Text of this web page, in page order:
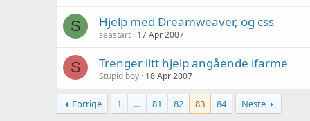
S Hjelp med Dreamweaver, og css
seastart 17 Apr 2007
S Trenger litt hjelp angående ifarme
Stupid boy 18 Apr 2007
Forrige 1 … 81 82 83 84 Neste